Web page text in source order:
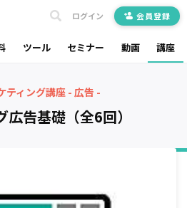
ツール セミナー 動画 講座
ログイン 会員登録
ティング講座 - 広告 -
広告基礎（全6回）